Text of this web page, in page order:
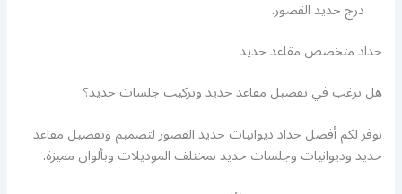
درج حديد القصور.
حداد متخصص مقاعد حديد
هل ترغب في تفصيل مقاعد حديد وتركيب جلسات حديد؟
نوفر لكم أفضل حداد ديوانيات حديد القصور لتصميم وتفصيل مقاعد
حديد وديوانيات وجلسات حديد بمختلف الموديلات وبألوان مميزة.